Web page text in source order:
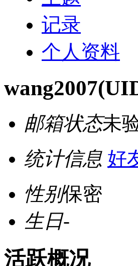
记录
个人资料
wang2007
邮箱状态未
统计信息 好
性别保密
生日-
活跃概况